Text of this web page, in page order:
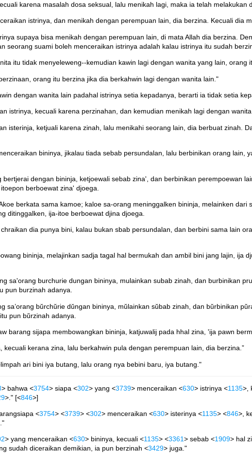
karena masalah dosa seksual, lalu menikah lagi, maka ia telah melakukan
istrinya, dan menikah dengan perempuan lain, dia berzina. Kecuali dia
supaya bisa menikah dengan perempuan lain, di mata Allah dia berzina.
seorang suami boleh menceraikan istrinya adalah kalau istrinya itu sudah
itu tidak menyeleweng--kemudian kawin lagi dengan wanita yang lain, orang
orang itu berzina jika dia berkahwin lagi dengan wanita lain."
dengan wanita lain padahal istrinya setia kepadanya, berarti ia tidak setia
istrinya, kecuali karena perzinahan, dan kemudian menikah lagi dengan
isterinja, ketjuali karena zinah, lalu menikahi seorang lain, dia berbuat zinah.
bininya, jikalau tiada sebab persundalan, lalu berbinikan orang lain,
dengan bininja, ketjoewali sebab zina', dan berbinikan perempoewan
berboewat zina' djoega.
berkata sama kamoe; kaloe sa-orang meninggalken bininja, melainken
ditinggalken, ija-itoe berboewat djina djoega.
dia punya bini, kalau bukan sbab persundalan, dan berbini sama lain
bininja, melajinkan sadja tagal hal bermukah dan ambil bini jang lajin, ija
sa'orang burchurie dungan bininya, mulainkan subab zinah, dan burbinikan
pun burzinah adanya.
sa’orang bŭrchŭrie dŭngan bininya, mŭlainkan sŭbab zinah, dan bŭrbinikan
pun bŭrzinah adanya.
barang sijapa membowangkan bininja, katjuwalij pada hhal zina, 'ija pawn
kerana zina, lalu berkahwin pula dengan perempuan lain, dia berzina.”
ari bini iya butang, lalu orang nya bebini baru, iya butang."
> bahwa <3754> siapa <302> yang <3739> menceraikan <630> istrinya <1135>,
>." [<846>]
<3754> <3739> <302> menceraikan <630> isterinya <1135> <846>,
> yang menceraikan <630> bininya, kecuali <1135> <3361> sebab <1909> hal
sudah diceraikan demikian, ia pun berzinah <3429> juga."